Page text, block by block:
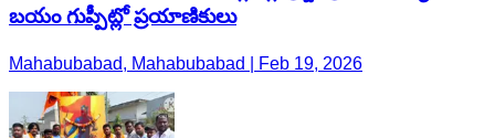
బయం గుప్పీట్లో ప్రయాణికులు
Mahabubabad, Mahabubabad | Feb 19, 2026